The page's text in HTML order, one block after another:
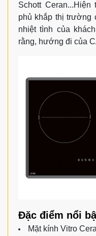
Schott
phủ khắp thị
nhiệt tình của
rằng, hướng đi của
Đặc điểm nổi
Mặt kính Vitro